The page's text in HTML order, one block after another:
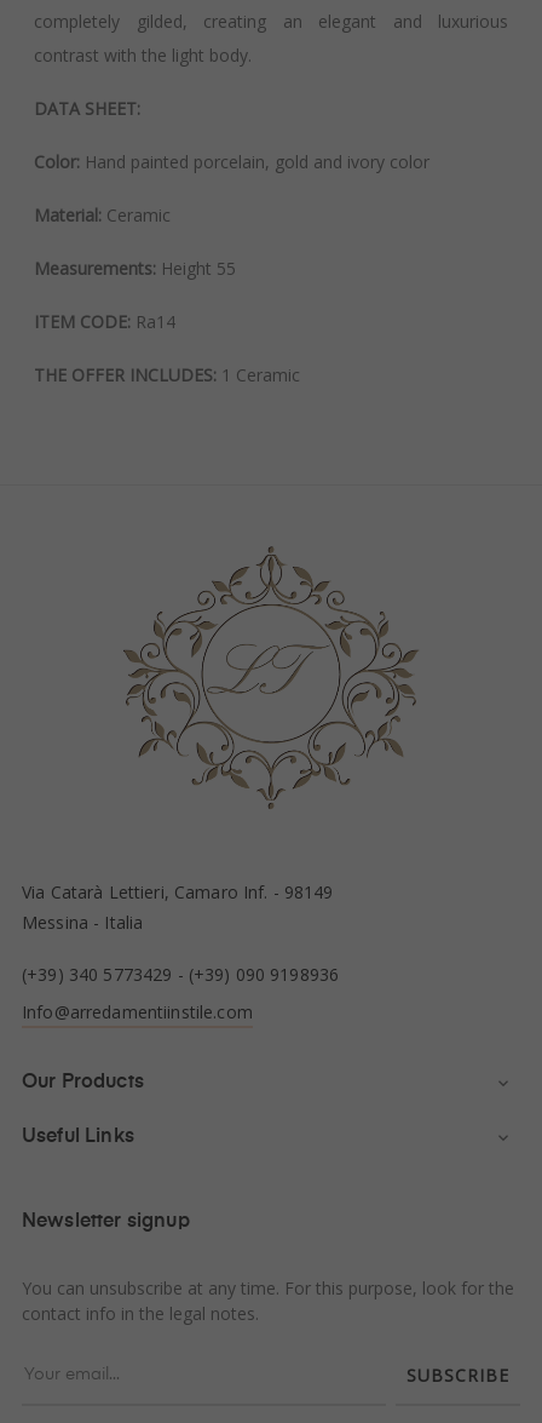
completely gilded, creating an elegant and luxurious
contrast with the light body.
DATA SHEET:
Color: Hand painted porcelain, gold and ivory color
Material: Ceramic
Measurements: Height 55
ITEM CODE: Ra14
THE OFFER INCLUDES: 1 Ceramic
Via Catarà Lettieri, Camaro Inf. - 98149
Messina - Italia
(+39) 340 5773429 - (+39) 090 9198936
Info@arredamentiinstile.com
Our Products 
Useful Links 
Newsletter signup
You can unsubscribe at any time. For this purpose, look for the
contact info in the legal notes.
SUBSCRIBE